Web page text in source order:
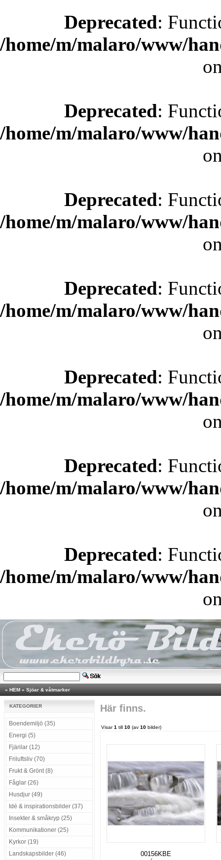
Deprecated:
/home/m/malaro/www/
Deprecated:
/home/m/malaro/www/
Deprecated:
/home/m/malaro/www/
Deprecated:
/home/m/malaro/www/
Deprecated:
/home/m/malaro/www/
Deprecated:
/home/m/malaro/www/
Deprecated:
/home/m/malaro/www/
» HEM » Sjöar & våtmarker
KATEGORIER
Boendemiljö (35)
Energi (5)
Fjärilar (12)
Friluftsliv (70)
Frukt & Grönt (8)
Fåglar (26)
Husdjur (49)
Idé & inspirationsbilder (37)
Insekter & småkryp (25)
Kommunikationer (25)
Kyrkor (19)
Landskapsbilder (46)
Här finns.
Visar1 till 10 (av 10 bilder)
00156KBE